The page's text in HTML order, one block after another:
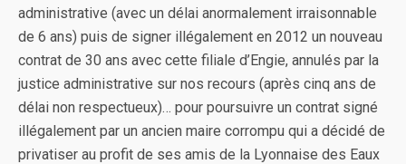
administrative (avec un délai anormalement irraisonnable
de 6 ans) puis de signer illégalement en 2012 un nouveau
contrat de 30 ans avec cette filiale d’Engie, annulés par la
justice administrative sur nos recours (après cinq ans de
délai non respectueux)… pour poursuivre un contrat signé
illégalement par un ancien maire corrompu qui a décidé de
privatiser au profit de ses amis de la Lyonnaise des Eaux